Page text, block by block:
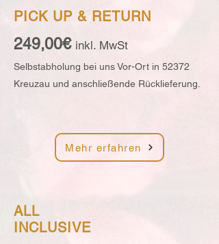
PICK UP & RETURN
249,00€ inkl. MwSt
Selbstabholung bei uns Vor-Ort in 52372
Kreuzau und anschließende Rücklieferung.
Mehr erfahren
ALL
INCLUSIVE